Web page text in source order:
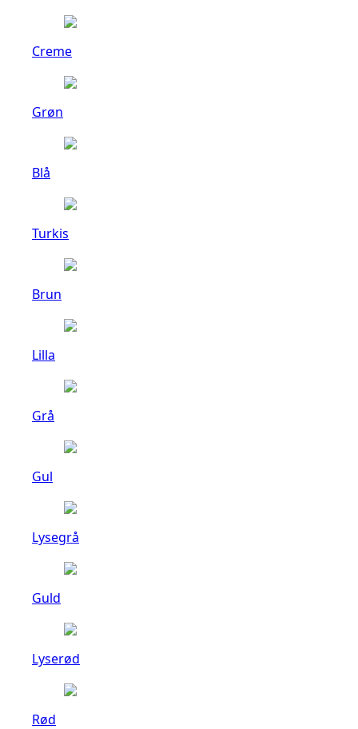
Creme
Grøn
Blå
Turkis
Brun
Lilla
Grå
Gul
Lysegrå
Guld
Lyserød
Rød